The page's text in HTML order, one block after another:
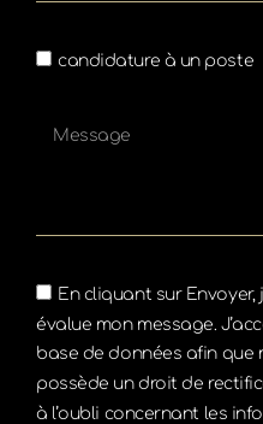
candidature à un poste
En cliquant sur Envoyer,
évalue mon message.
base de données afin que
possède un droit de
à l’oubli concernant les